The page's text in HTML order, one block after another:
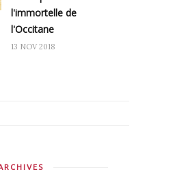
l'immortelle de
l'Occitane
13 NOV 2018